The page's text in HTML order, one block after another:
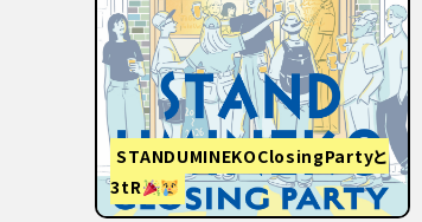
STANDUMINEKOClosingPartyと
3tR